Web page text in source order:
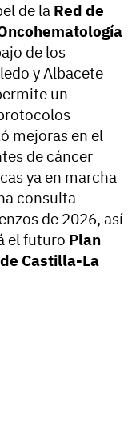
de la Red de
de los
y Albacete
un
mejoras en el
de cáncer
ya en marcha
consulta
de 2026, así
el futuro Plan
Castilla-La